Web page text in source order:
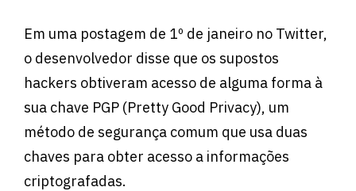
Em uma postagem de 1º de janeiro no Twitter,
o desenvolvedor disse que os supostos
hackers obtiveram acesso de alguma forma à
sua chave PGP (Pretty Good Privacy), um
método de segurança comum que usa duas
chaves para obter acesso a informações
criptografadas.